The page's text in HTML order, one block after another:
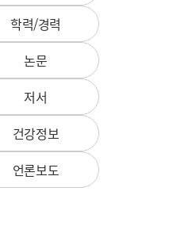
학력/경력
논문
저서
건강정보
언론보도